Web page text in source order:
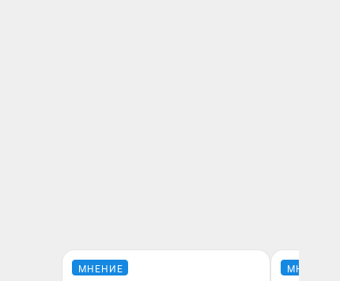
МНЕНИЕ МНЕНИЕ